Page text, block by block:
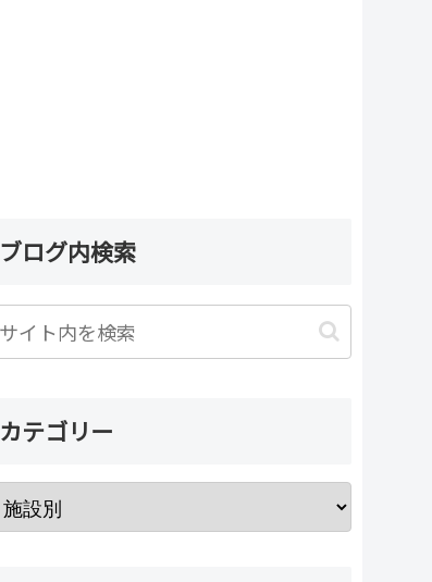
ブログ内検索
カテゴリー